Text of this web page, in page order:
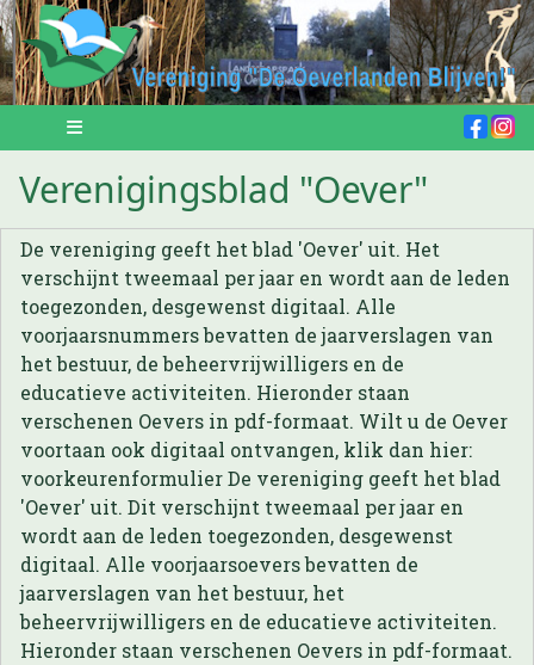
Verenigingsblad "Oever"
De vereniging geeft het blad 'Oever' uit. Het
verschijnt tweemaal per jaar en wordt aan de leden
toegezonden, desgewenst digitaal. Alle
voorjaarsnummers bevatten de jaarverslagen van
het bestuur, de beheervrijwilligers en de
educatieve activiteiten. Hieronder staan
verschenen Oevers in pdf-formaat. Wilt u de Oever
voortaan ook digitaal ontvangen, klik dan hier:
voorkeurenformulier De vereniging geeft het blad
'Oever' uit. Dit verschijnt tweemaal per jaar en
wordt aan de leden toegezonden, desgewenst
digitaal. Alle voorjaarsoevers bevatten de
jaarverslagen van het bestuur, het
beheervrijwilligers en de educatieve activiteiten.
Hieronder staan verschenen Oevers in pdf-formaat.